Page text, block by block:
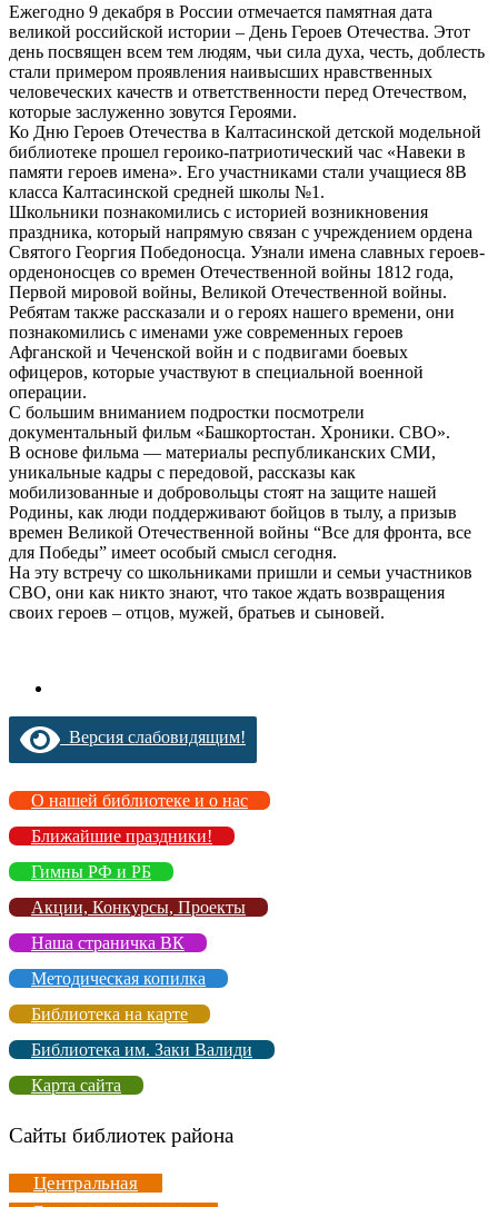
Ежегодно 9 декабря в России отмечается памятная дата
великой российской истории – День Героев Отечества. Этот
день посвящен всем тем людям, чьи сила духа, честь, доблесть
стали примером проявления наивысших нравственных
человеческих качеств и ответственности перед Отечеством,
которые заслуженно зовутся Героями.
Ко Дню Героев Отечества в Калтасинской детской модельной
библиотеке прошел героико-патриотический час «Навеки в
памяти героев имена». Его участниками стали учащиеся 8В
класса Калтасинской средней школы №1.
Школьники познакомились с историей возникновения
праздника, который напрямую связан с учреждением ордена
Святого Георгия Победоносца. Узнали имена славных героев-
орденоносцев со времен Отечественной войны 1812 года,
Первой мировой войны, Великой Отечественной войны.
Ребятам также рассказали и о героях нашего времени, они
познакомились с именами уже современных героев
Афганской и Чеченской войн и с подвигами боевых
офицеров, которые участвуют в специальной военной
операции.
С большим вниманием подростки посмотрели
документальный фильм «Башкортостан. Хроники. СВО».
В основе фильма — материалы республиканских СМИ,
уникальные кадры с передовой, рассказы как
мобилизованные и добровольцы стоят на защите нашей
Родины, как люди поддерживают бойцов в тылу, а призыв
времен Великой Отечественной войны “Все для фронта, все
для Победы” имеет особый смысл сегодня.
На эту встречу со школьниками пришли и семьи участников
СВО, они как никто знают, что такое ждать возвращения
своих героев – отцов, мужей, братьев и сыновей.
Версия слабовидящим!
О нашей библиотеке и о нас
Ближайшие праздники!
Гимны РФ и РБ
Акции, Конкурсы, Проекты
Наша страничка ВК
Методическая копилка
Библиотека на карте
Библиотека им. Заки Валиди
Карта сайта
Сайты библиотек района
Центральная